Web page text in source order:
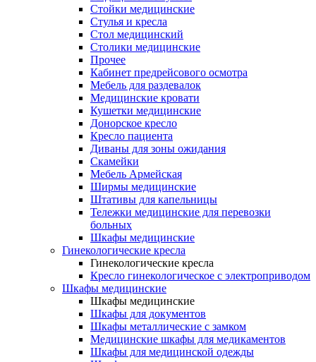
Стойки медицинские
Cтулья и кресла
Стол медицинский
Столики медицинские
Прочее
Кабинет предрейсового осмотра
Мебель для раздевалок
Медицинские кровати
Кушетки медицинские
Донорское кресло
Кресло пациента
Диваны для зоны ожидания
Скамейки
Мебель Армейская
Ширмы медицинские
Штативы для капельницы
Тележки медицинские для перевозки
больных
Шкафы медицинские
Гинекологические кресла
Гинекологические кресла
Кресло гинекологическое с электроприводом
Шкафы медицинские
Шкафы медицинские
Шкафы для документов
Шкафы металлические с замком
Медицинские шкафы для медикаментов
Шкафы для медицинской одежды